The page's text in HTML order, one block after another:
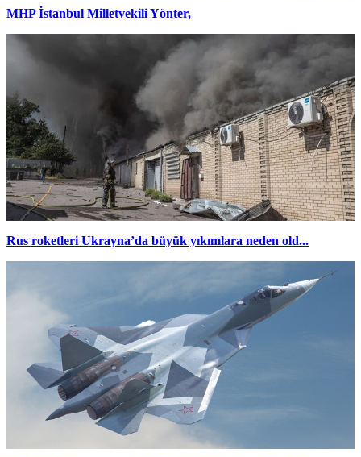
MHP İstanbul Milletvekili Yönter,
Rus roketleri Ukrayna’da büyük yıkımlara neden old...